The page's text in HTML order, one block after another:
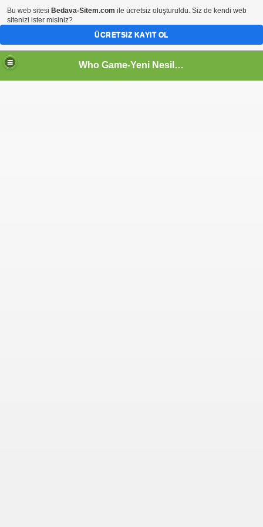
Who Game-Yeni Nesil Oyun Sitesi
Bu web sitesi Bedava-Sitem.com ile ücretsiz oluşturuldu. Siz de kendi web
sitenizi ister misiniz?
ÜCRETSIZ KAYIT OL